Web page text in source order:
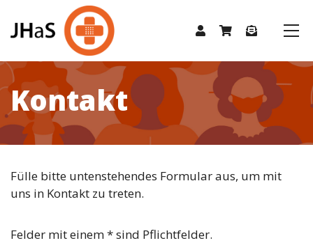
Kontakt
Fülle bitte untenstehendes Formular aus, um mit
uns in Kontakt zu treten.
Felder mit einem * sind Pflichtfelder.